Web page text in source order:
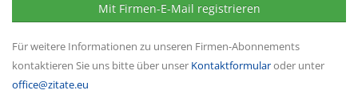
Mit Firmen-E-Mail registrieren
Für weitere Informationen zu unseren Firmen-Abonnements
kontaktieren Sie uns bitte über unser Kontaktformularoder unter
office@zitate.eu